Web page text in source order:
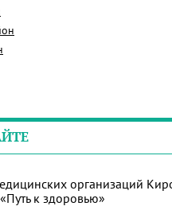
организаций
к здоровью»